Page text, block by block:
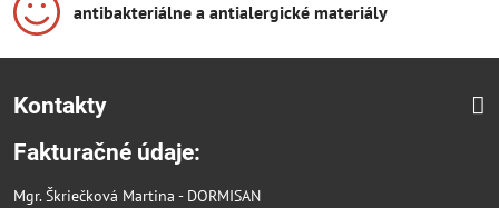
antibakteriálne a antialergické materiály
Kontakty
Fakturačné údaje:
Mgr. Škriečková Martina - DORMISAN